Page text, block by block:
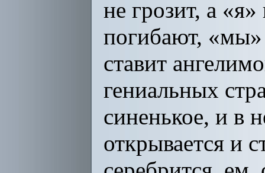
не грозит, а
погибают,
ставит
гениальных
синенькое, и в
открывается и